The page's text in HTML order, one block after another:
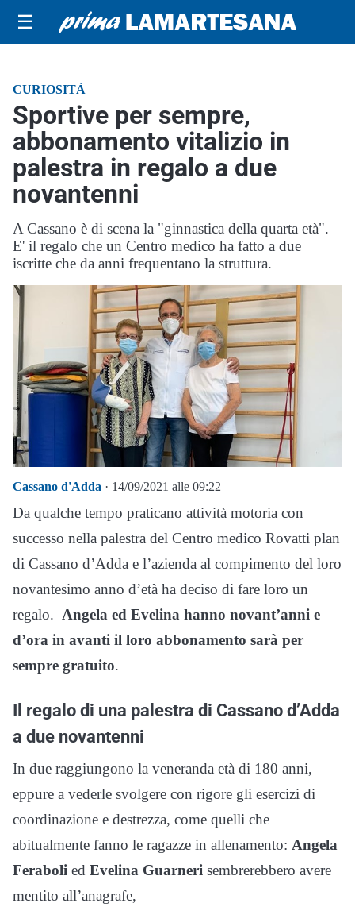
☰
CURIOSITÀ
Sportive per sempre,
abbonamento vitalizio in
palestra in regalo a due
novantenni
A Cassano è di scena la "ginnastica della quarta età".
E' il regalo che un Centro medico ha fatto a due
iscritte che da anni frequentano la struttura.
Cassano d'Adda · 14/09/2021 alle 09:22
Da qualche tempo praticano attività motoria con
successo nella palestra del Centro medico Rovatti plan
di Cassano d’Adda e l’azienda al compimento del loro
novantesimo anno d’età ha deciso di fare loro un
regalo. Angela ed Evelina hanno novant’anni e
d’ora in avanti il loro abbonamento sarà per
sempre gratuito.
Il regalo di una palestra di Cassano d’Adda
a due novantenni
In due raggiungono la veneranda età di 180 anni,
eppure a vederle svolgere con rigore gli esercizi di
coordinazione e destrezza, come quelli che
abitualmente fanno le ragazze in allenamento: Angela
Feraboli ed Evelina Guarneri sembrerebbero avere
mentito all’anagrafe,